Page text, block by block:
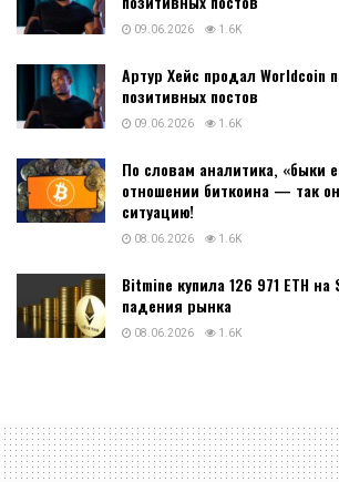
09.06.2026 1.6K
Артур Хейс продал Worldcoin
позитивных постов
09.06.2026 1.6K
По словам аналитика, «быки
отношении биткоина — так
ситуацию!
08.06.2026 1.6K
Bitmine купила 126 971 ETH
падения рынка
08.06.2026 1.6K